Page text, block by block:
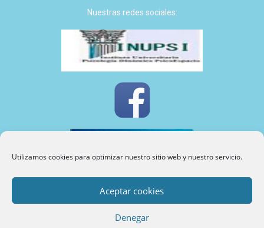
Utilizamos cookies para optimizar nuestro sitio web y nuestro servicio.
Aceptar cookies
Denegar
Nuestras redes sociales:
INUPSI©2024